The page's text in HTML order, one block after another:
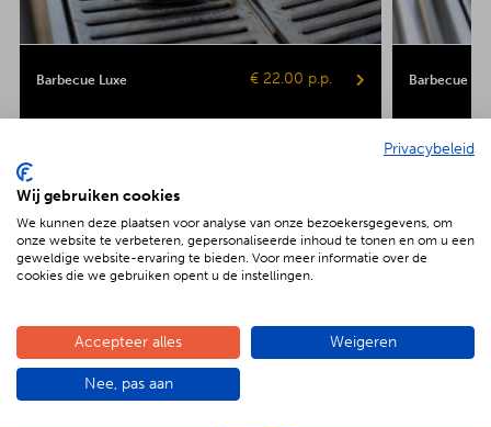
Barbecue Luxe € 22.00 p.p. Barbecue
Maiskolf
Privacybeleid
Wij gebruiken cookies
We kunnen deze plaatsen voor analyse van onze bezoekersgegevens, om
onze website te verbeteren, gepersonaliseerde inhoud te tonen en om u een
geweldige website-ervaring te bieden. Voor meer informatie over de
cookies die we gebruiken opent u de instellingen.
Accepteer alles Weigeren
Nee, pas aan